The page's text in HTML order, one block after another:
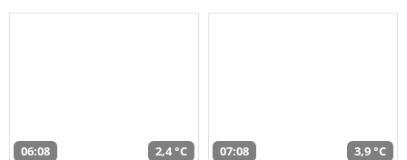
06:08 2,4 °C 07:08 3,9 °C